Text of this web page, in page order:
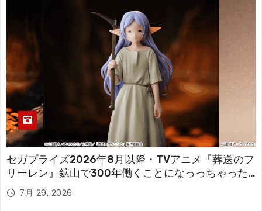
セガプライズ2026年8月以降・TVアニメ『葬送のフ
リーレン』鉱山で300年働くことになっっちゃった
「フリーレン」を立体化！
7月 29, 2026